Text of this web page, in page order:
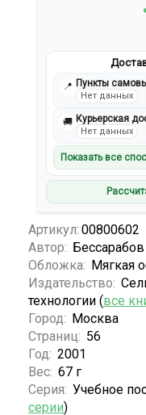
📍 Пункты
Нет данных
🚚 Курьерская
Нет данных
Показать все
Артикул: 00800602
Автор:
Обложка: Мягкая
Издательство:
технологии (все
Город: Москва
Страниц: 56
Год: 2001
Вес: 67 г
Серия: Учебное
серии)